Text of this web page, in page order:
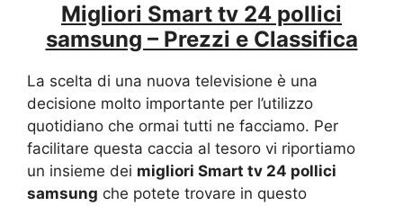
Migliori Smart tv 24 pollici
samsung – Prezzi e Classifica
La scelta di una nuova televisione è una
decisione molto importante per l’utilizzo
quotidiano che ormai tutti ne facciamo. Per
facilitare questa caccia al tesoro vi riportiamo
un insieme dei migliori Smart tv 24 pollici
samsung che potete trovare in questo